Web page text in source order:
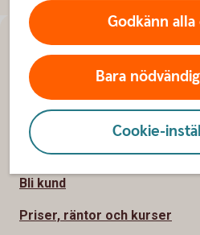
Godkänn
Bara
Cookie-
Sidfot
Hitta snabbt
Kundservice
Spärrhjälp
Hitta bankkontor
Bli kund
Priser, räntor och kurser